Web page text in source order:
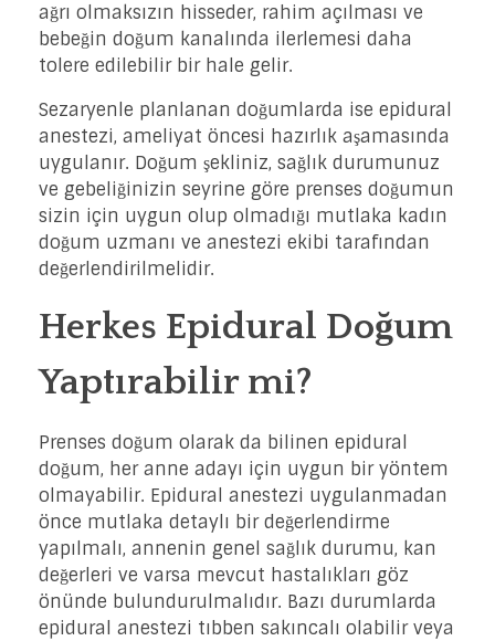
ağrı olmaksızın hisseder, rahim açılması ve
bebeğin doğum kanalında ilerlemesi daha
tolere edilebilir bir hale gelir.
Sezaryenle planlanan doğumlarda ise epidural
anestezi, ameliyat öncesi hazırlık aşamasında
uygulanır. Doğum şekliniz, sağlık durumunuz
ve gebeliğinizin seyrine göre prenses doğumun
sizin için uygun olup olmadığı mutlaka kadın
doğum uzmanı ve anestezi ekibi tarafından
değerlendirilmelidir.
Herkes Epidural Doğum
Yaptırabilir mi?
Prenses doğum olarak da bilinen epidural
doğum, her anne adayı için uygun bir yöntem
olmayabilir. Epidural anestezi uygulanmadan
önce mutlaka detaylı bir değerlendirme
yapılmalı, annenin genel sağlık durumu, kan
değerleri ve varsa mevcut hastalıkları göz
önünde bulundurulmalıdır. Bazı durumlarda
epidural anestezi tıbben sakıncalı olabilir veya